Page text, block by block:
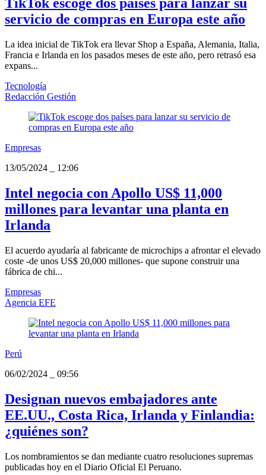
TikTok escoge dos países para lanzar su
servicio de compras en Europa este año
La idea inicial de TikTok era llevar Shop a España, Alemania, Italia,
Francia e Irlanda en los pasados meses de este año, pero retrasó esa
expans...
Tecnología
Redacción Gestión
Empresas
13/05/2024
12:06
Intel negocia con Apollo US$ 11,000
millones para levantar una planta en
Irlanda
El acuerdo ayudaría al fabricante de microchips a afrontar el elevado
coste -de unos US$ 20,000 millones- que supone construir una
fábrica de chi...
Empresas
Agencia EFE
Perú
06/02/2024
09:56
Designan nuevos embajadores ante
EE.UU., Costa Rica, Irlanda y Finlandia:
¿quiénes son?
Los nombramientos se dan mediante cuatro resoluciones supremas
publicadas hoy en el Diario Oficial El Peruano.